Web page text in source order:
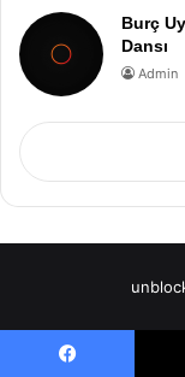
Burç
Dansı
Admin